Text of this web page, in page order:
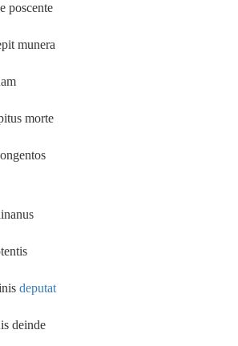
poscente
munera
morte
deputat
deinde